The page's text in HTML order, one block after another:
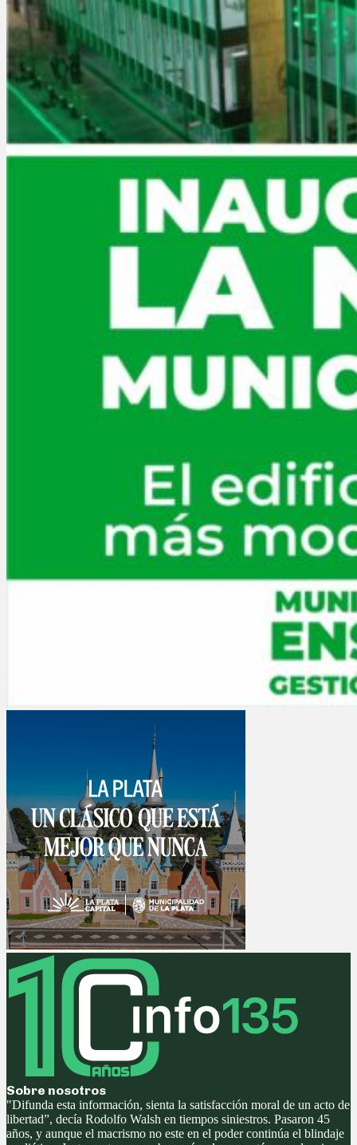
Sobre nosotros
"Difunda esta información, sienta la satisfacción moral de un acto de
libertad”, decía Rodolfo Walsh en tiempos siniestros. Pasaron 45
años, y aunque el macrismo no este en el poder continúa el blindaje